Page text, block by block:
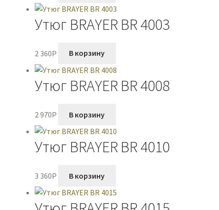
Утюг BRAYER BR 4003
2 360P В корзину
Утюг BRAYER BR 4008
2 970P В корзину
Утюг BRAYER BR 4010
3 360P В корзину